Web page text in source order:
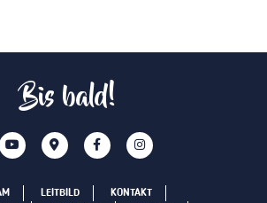
Bis bald!
LEITBILD
KONTAKT